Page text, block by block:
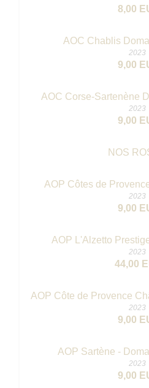
8,00
AOC Chablis
2023
9,00
AOC Corse-Sartenène
2023
9,00
NOS
AOP Côtes de
2023
9,00
AOP L'Alzetto
2023
44,00
AOP Côte de Provence
2023
9,00
AOP Sartène -
2023
9,00